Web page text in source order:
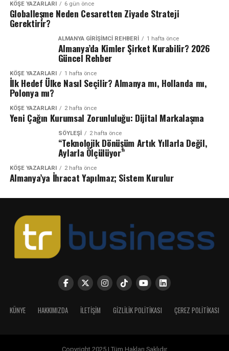
KÖŞE YAZARLARI 6 gün önce
Globalleşme Neden Cesaretten Ziyade Strateji
Gerektirir?
ALMANYA GIRIŞIMCI REHBERI 1 hafta önce
Almanya’da Kimler Şirket Kurabilir? 2026
Güncel Rehber
KÖŞE YAZARLARI 1 hafta önce
İlk Hedef Ülke Nasıl Seçilir? Almanya mı, Hollanda mı,
Polonya mı?
KÖŞE YAZARLARI 2 hafta önce
Yeni Çağın Kurumsal Zorunluluğu: Dijital Markalaşma
SÖYLEŞİ 2 hafta önce
“Teknolojik Dönüşüm Artık Yıllarla Değil,
Aylarla Ölçülüyor”
KÖŞE YAZARLARI 2 hafta önce
Almanya’ya İhracat Yapılmaz; Sistem Kurulur
KÜNYE HAKKIMIZDA İLETIŞIM GIZLILIK POLITIKASI ÇEREZ POLITIKASI
Copyright 2025 | Tüm Hakları Saklıdır